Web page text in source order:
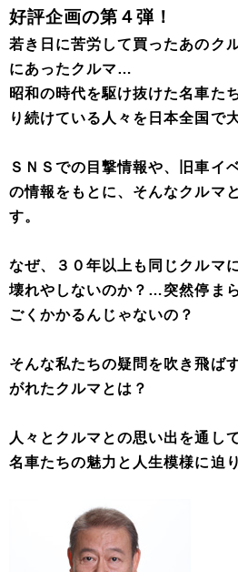
好評企画の第４弾！
若き日に苦労して買ったあのク
にあったクルマ…
昭和の時代を駆け抜けた名車た
り続けている人々を日本全国で
ＳＮＳでの目撃情報や、旧車イ
の情報をもとに、そんなクルマ
す。
なぜ、３０年以上も同じクルマ
壊れやしないのか？…突然停ま
ごくかかるんじゃないの？
そんな私たちの疑問を吹き飛ば
がれたクルマとは？
人々とクルマとの思い出を通し
名車たちの魅力と人生模様に迫